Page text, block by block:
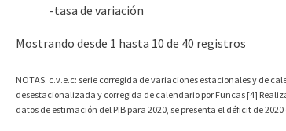
-tasa de variación
Mostrando desde 1 hasta 10 de 40 registros
NOTAS. c.v.e.c: serie corregida de variaciones estacionales y de
desestacionalizada y corregida de calendario por Funcas [4]
datos de estimación del PIB para 2020, se presenta el déficit de